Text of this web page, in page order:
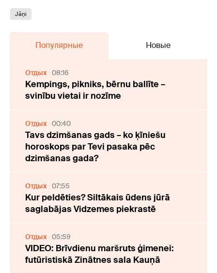
Jāņi
Популярные Новые
Отдых 08:16
Kempings, pikniks, bērnu ballīte –
svinību vietai ir nozīme
Отдых 00:40
Tavs dzimšanas gads – ko ķīniešu
horoskops par Tevi pasaka pēc
dzimšanas gada?
Отдых 07:55
Kur peldēties? Siltākais ūdens jūrā
saglabājas Vidzemes piekrastē
Отдых 05:59
VIDEO: Brīvdienu maršruts ģimenei:
futūristiskā Zinātnes sala Kauņā